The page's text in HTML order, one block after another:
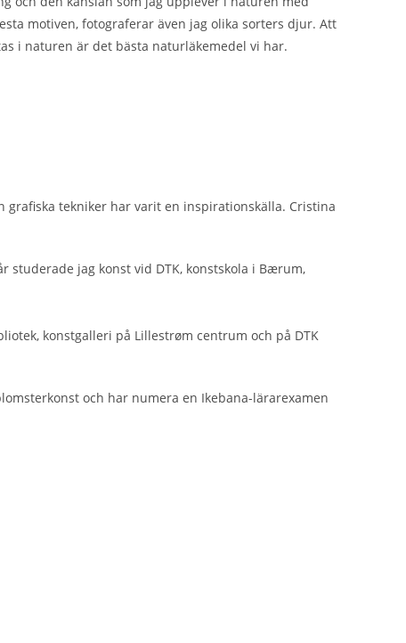
motiven, fotograferar även jag olika sorters djur. Att
i naturen är det bästa naturläkemedel vi har.
tekniker har varit en inspirationskälla. Cristina
jag konst vid DTK, konstskola i Bærum,
konstgalleri på Lillestrøm centrum och på DTK
och har numera en Ikebana-lärarexamen